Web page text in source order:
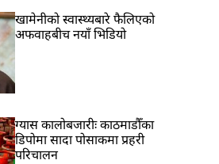
खामेनीको स्वास्थ्यबारे फैलिएको
अफवाहबीच नयाँ भिडियो
ग्यास कालोबजारीः काठमाडौँका
डिपोमा सादा पोसाकमा प्रहरी
परिचालन